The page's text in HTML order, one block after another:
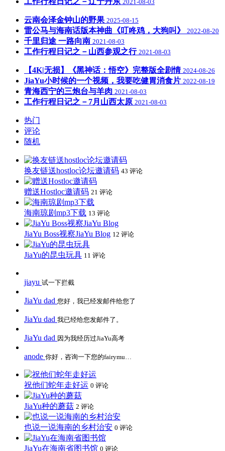
2021-08-03
云南会泽金钟山的野果 2025-08-15
雷公马与海南话版本神曲《叮咚鸡，大狗叫》 2022-08-20
千里归途 一路向南 2021-08-03
工作行程日记之－山西参观之行 2021-08-03
【4K|无损】《黑神话：悟空》完整版全剧情 2024-08-26
JiaYu小时候的一个视频，我要吃健胃消食片 2022-08-19
青海西宁的三炮台与羊肉 2021-08-03
工作行程日记之－7月山西太原 2021-08-03
热门
评论
随机
换友链送hostloc论坛邀请码 43 评论
赠送Hostloc邀请码 21 评论
海南琼剧mp3下载 13 评论
JiaYu Boss视察JiaYu Blog 12 评论
JiaYu的昆虫玩具 11 评论
jiayu 试一下拦截
JiaYu dad 您好，我已经发邮件给您了
JiaYu dad 我已经给您发邮件了。
JiaYu dad 因为我经历过JiaYu高考
anode 你好，咨询一下您的fairymu…
祝他们蛇年走好运 0 评论
JiaYu种的蘑菇 2 评论
也说一说海南的乡村治安 0 评论
JiaYu在海南省图书馆 0 评论